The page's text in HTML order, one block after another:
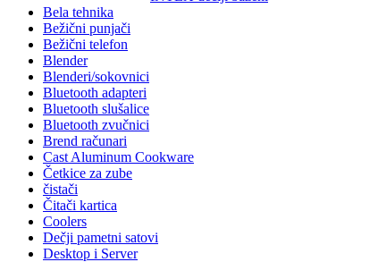
Bela tehnika
Bežični punjači
Bežični telefon
Blender
Blenderi/sokovnici
Bluetooth adapteri
Bluetooth slušalice
Bluetooth zvučnici
Brend računari
Cast Aluminum Cookware
Četkice za zube
čistači
Čitači kartica
Coolers
Dečji pametni satovi
Desktop i Server